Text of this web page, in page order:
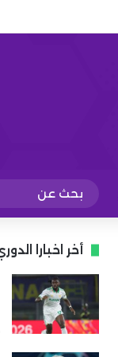
أخر اخبارا